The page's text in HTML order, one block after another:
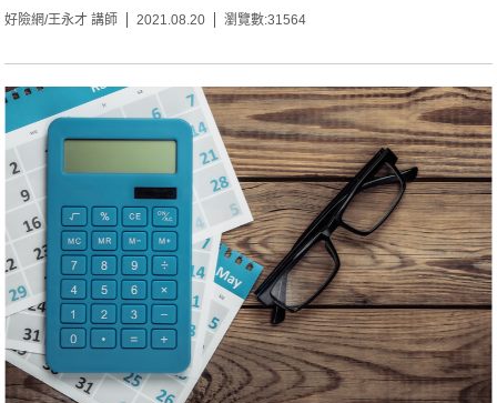
好險網/王永才 講師 2021.08.20 瀏覽數:31564